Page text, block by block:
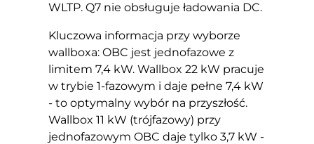
WLTP. Q7 nie obsługuje ładowania DC.
Kluczowa informacja przy wyborze
wallboxa: OBC jest jednofazowe z
limitem 7,4 kW. Wallbox 22 kW pracuje
w trybie 1-fazowym i daje pełne 7,4 kW
- to optymalny wybór na przyszłość.
Wallbox 11 kW (trójfazowy) przy
jednofazowym OBC daje tylko 3,7 kW -